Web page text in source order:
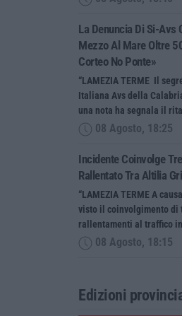
La Denuncia Di Si-Avs
Mezzo Al Mare Oltre
Corteo No Ponte»
“LAMEZIA TERME Il
Italiana Avs della
una nota ha segnala il
08 Agosto, 18:25
Incidente Coinvolge
Rallentato Tra Altilia
“LAMEZIA TERME A
visto il coinvolgimento di
rallentamenti al traffico
08 Agosto, 18:15
Edizioni